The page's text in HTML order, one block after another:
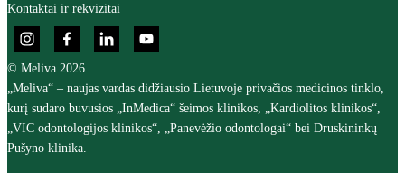
Kontaktai ir rekvizitai
© Meliva 2026
„Meliva“ – naujas vardas didžiausio Lietuvoje privačios medicinos tinklo,
kurį sudaro buvusios „InMedica“ šeimos klinikos, „Kardiolitos klinikos“,
„VIC odontologijos klinikos“, „Panevėžio odontologai“ bei Druskininkų
Pušyno klinika.